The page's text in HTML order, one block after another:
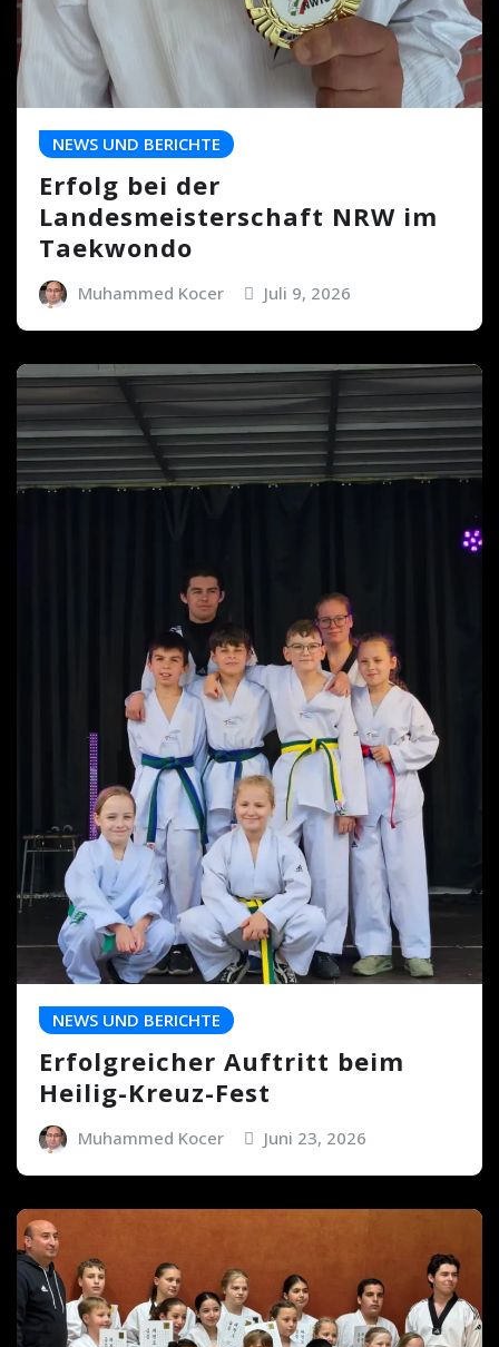
NEWS UND BERICHTE
Erfolg bei der
Landesmeisterschaft NRW im
Taekwondo
Muhammed Kocer Juli 9, 2026
NEWS UND BERICHTE
Erfolgreicher Auftritt beim
Heilig-Kreuz-Fest
Muhammed Kocer Juni 23, 2026